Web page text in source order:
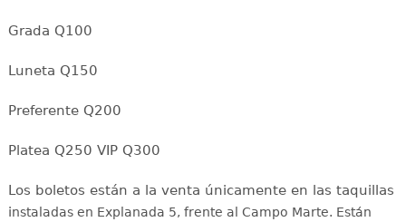
Grada Q100
Luneta Q150
Preferente Q200
Platea Q250 VIP Q300
Los boletos están a la venta únicamente en las taquillas
instaladas en Explanada 5, frente al Campo Marte. Están